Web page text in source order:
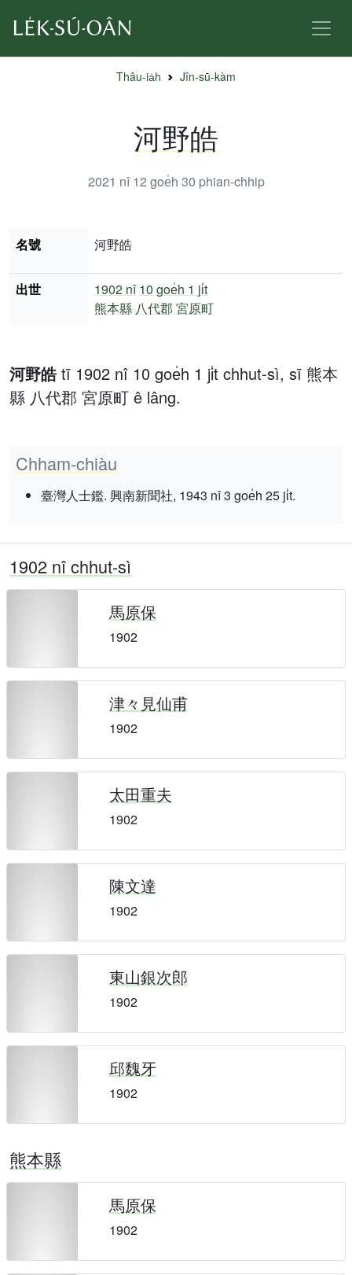
Thâu-ia̍h Jîn-sū-kàm
河野皓
2021 nî 12 goe̍h 30 phian-chhip
河野皓tī 1902 nî 10 goe̍h 1 ji̍t chhut-sì, sī 熊本
縣 八代郡 宮原町 ê lâng.
Chham-chiàu
臺灣人士鑑. 興南新聞社, 1943 nî 3 goe̍h 25 ji̍t.
名號 河野皓
出世 1902 nî 10 goe̍h 1 ji̍t
熊本縣 八代郡 宮原町
1902 nî chhut-sì
馬原保
1902
津々見仙甫
1902
太田重夫
1902
陳文達
1902
東山銀次郎
1902
邱魏牙
1902
熊本縣
馬原保
1902